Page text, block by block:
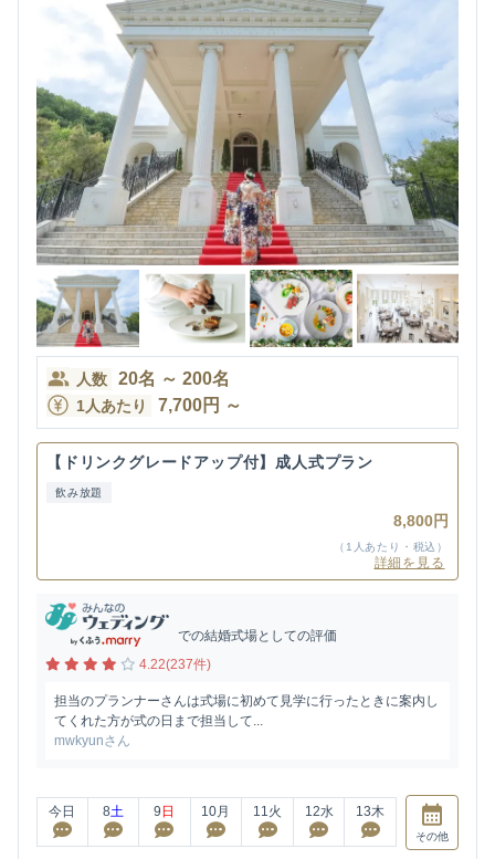
人数 20名 ～ 200名
1人あたり 7,700円 ～
【ドリンクグレードアップ付】成人式プラン
飲み放題
8,800円
（1人あたり・税込）
詳細を見る
での結婚式場としての評価
4.22(237件)
担当のプランナーさんは式場に初めて見学に行ったときに案内し
てくれた方が式の日まで担当して...
mwkyunさん
今日 8土 9 日 10月 11火 12水 13木
その他